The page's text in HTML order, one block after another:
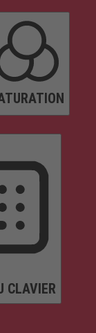
CLAVIER